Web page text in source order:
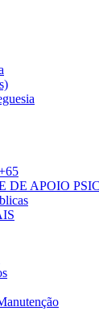
DE APOIO